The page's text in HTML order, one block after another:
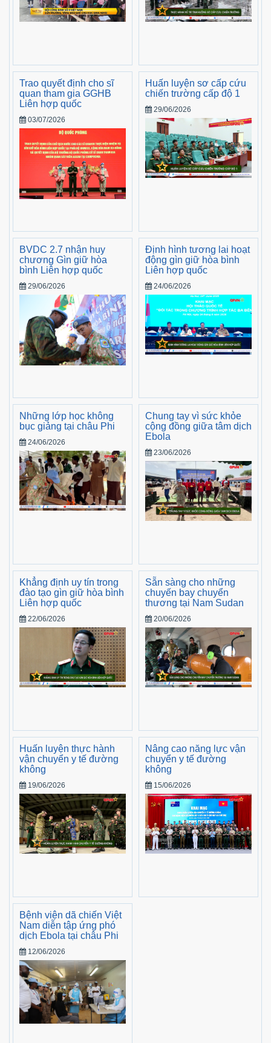
Trao quyết định cho sĩ
quan tham gia GGHB
Liên hợp quốc
03/07/2026
Huấn luyện sơ cấp cứu
chiến trường cấp độ 1
29/06/2026
BVDC 2.7 nhận huy
chương Gìn giữ hòa
bình Liên hợp quốc
29/06/2026
Định hình tương lai hoạt
động gìn giữ hòa bình
Liên hợp quốc
24/06/2026
Những lớp học không
bục giảng tại châu Phi
24/06/2026
Chung tay vì sức khỏe
cộng đồng giữa tâm dịch
Ebola
23/06/2026
Khẳng định uy tín trong
đào tạo gìn giữ hòa bình
Liên hợp quốc
22/06/2026
Sẵn sàng cho những
chuyến bay chuyển
thương tại Nam Sudan
20/06/2026
Huấn luyện thực hành
vận chuyển y tế đường
không
19/06/2026
Nâng cao năng lực vận
chuyển y tế đường
không
15/06/2026
Bệnh viện dã chiến Việt
Nam diễn tập ứng phó
dịch Ebola tại châu Phi
12/06/2026